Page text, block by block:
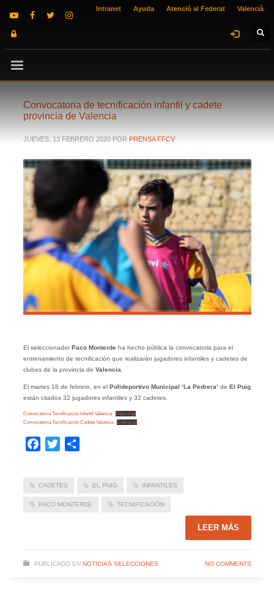
Intranet Ayuda Atenció al Federat Valencià
Convocatoria de tecnificación infantil y cadete
provincia de Valencia
JUEVES, 13 FEBRERO 2020 POR PRENSA FFCV
El seleccionadorPaco Monterdeha hecho pública la convocatoria para el
entrenamiento de tecnificación que realizarán jugadores infantiles y cadetes de
clubes de la provincia de Valencia
El martes 18 de febrero, en el Polideportivo Municipal ‘La Pedrera’ de El Puig
están citados 32 jugadores infantiles y 32 cadetes.
Convocatoria Tecnificación Infantil Valencia
Descarga
Convocatoria Tecnificación Cadete Valencia
Descarga
Facebook
Twitter
CADETES EL PUIG INFANTILES
PACO MONTERDE TECNIFICACIÓN
LEER MÁS
PUBLICADO EN NOTICIAS SELECCIONES NO COMMENTS